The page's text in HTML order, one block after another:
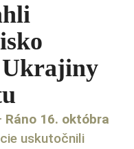
Ukrajiny
Ráno 16. októbra
uskutočnili